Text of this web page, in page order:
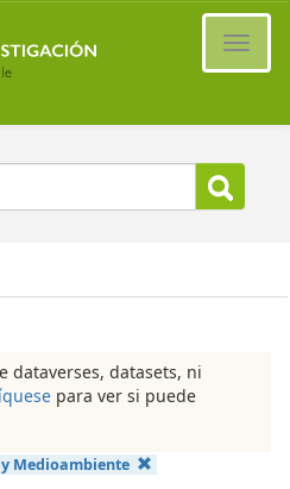
dataverses, datasets, ni
para ver si puede
Medioambiente